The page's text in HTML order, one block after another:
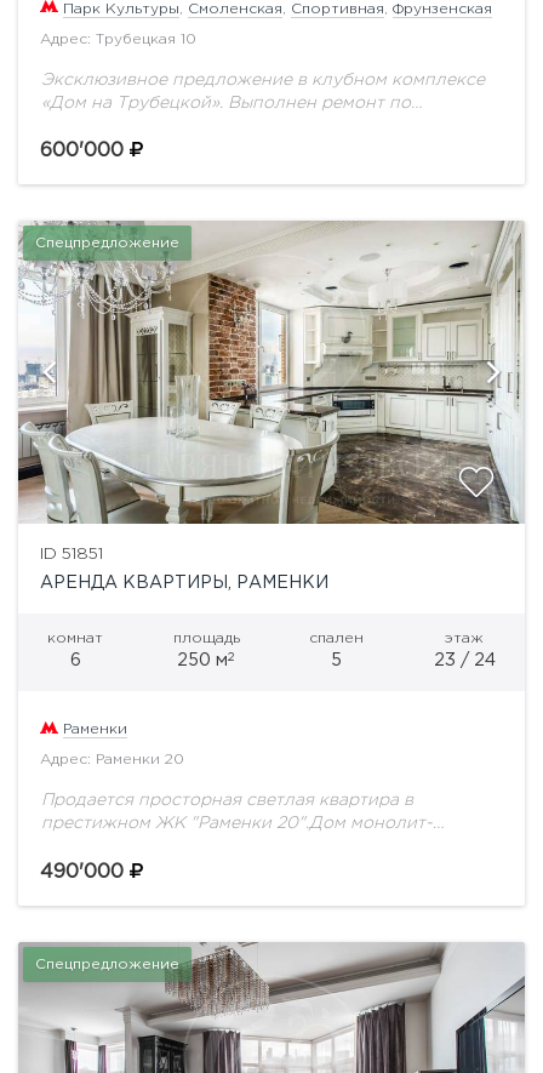
Парк Культуры Смоленская Спортивная Фрунзенская
Адрес: Трубецкая 10
Эксклюзивное предложение в клубном комплексе
«Дом на Трубецкой». Выполнен ремонт по
интерьеров. Функциональной планировкой
600'000
Спецпредложение
ID 51851
АРЕНДА КВАРТИРЫ, РАМЕНКИ
комнат
6
площадь
250 м2
спален
5
этаж
23 / 24
Раменки
Адрес: Раменки 20
Продается просторная светлая квартира в
престижном ЖК "Раменки 20".Дом монолит-
Москвы. Огороженная территория,
490'000
Спецпредложение